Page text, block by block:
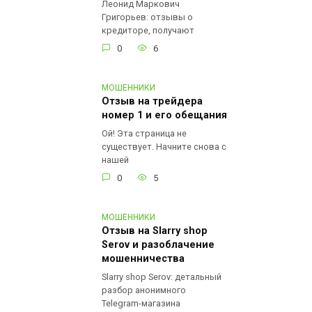
Леонид Маркович
Григорьев: отзывы о
кредиторе, получают
0
6
МОШЕННИКИ
Отзыв на трейдера
номер 1 и его обещания
Ой! Эта страница не
существует. Начните снова с
нашей
0
5
МОШЕННИКИ
Отзыв на Slarry shop
Serov и разоблачение
мошенничества
Slarry shop Serov: детальный
разбор анонимного
Telegram-магазина